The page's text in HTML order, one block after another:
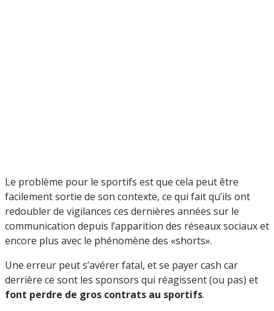
Le problème pour le sportifs est que cela peut être
facilement sortie de son contexte, ce qui fait qu’ils ont
redoubler de vigilances ces dernières années sur le
communication depuis l’apparition des réseaux sociaux et
encore plus avec le phénomène des «shorts».
Une erreur peut s’avérer fatal, et se payer cash car
derrière ce sont les sponsors qui réagissent (ou pas) et
font perdre de gros contrats au sportifs.